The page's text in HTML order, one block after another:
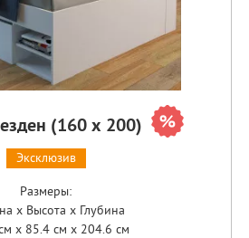
(160 х 200)
Эксклюзив
Размеры:
x Высота x Глубина
x 85.4 см x 204.6 см